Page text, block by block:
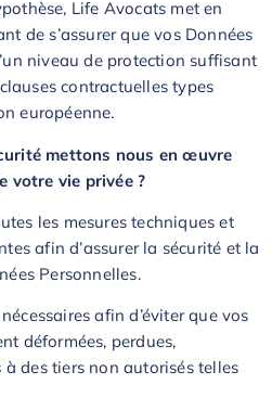
Life Avocats met en
de s’assurer que vos Données
niveau de protection suffisant
contractuelles types
européenne.
mettons nous en œuvre
votre vie privée ?
les mesures techniques et
afin d’assurer la sécurité et la
Personnelles.
afin d’éviter que vos
déformées, perdues,
des tiers non autorisés telles